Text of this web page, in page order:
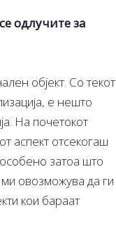
одлучите за
објект. Со текот
е нешто
На почетокот
аспект отсекогаш
затоа што
овозможува да ги
кои бараат